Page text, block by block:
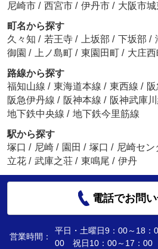
尼崎市 / 西宮市 / 伊丹市 / 大阪市城
町名から探す
久々知 / 若王寺 / 上坂部 / 下坂部 /
御園 / 上ノ島町 / 東園田町 / 大庄西
路線から探す
福知山線 / 東海道本線 / 東西線 /
阪急伊丹線 / 阪神本線 / 阪神武庫
地下鉄中央線 / 地下鉄今里筋線
駅から探す
塚口 / 尼崎 / 園田 / 塚口 / 尼崎セ
立花 / 武庫之荘 / 東鳴尾 / 伊丹
電話でお問
営業時間：
平日・土曜日9：00～18
00 祝日10：00～17：00